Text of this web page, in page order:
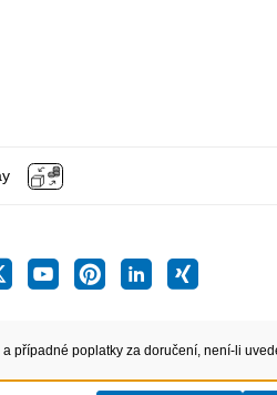
a případné poplatky za doručení, není-li